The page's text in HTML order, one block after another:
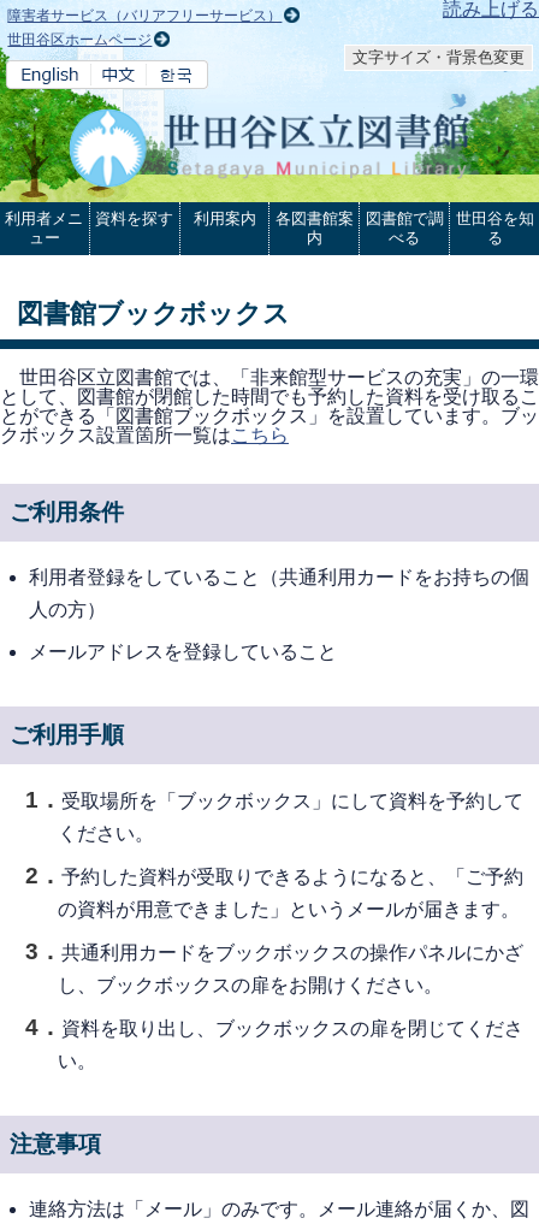
本文へ 読み上げる
障害者サービス（バリアフリーサービス）
世田谷区ホームページ
文字サイズ・背景色変更
利用者メニ
ュー
資料を探す 利用案内
各図書館案
内
図書館で調
べる
世田谷を知
る
図書館ブックボックス
世田谷区立図書館では、「非来館型サービスの充実」の一環
として、図書館が閉館した時間でも予約した資料を受け取るこ
とができる「図書館ブックボックス」を設置しています。ブッ
クボックス設置箇所一覧はこちら
ご利用条件
利用者登録をしていること（共通利用カードをお持ちの個
人の方）
メールアドレスを登録していること
ご利用手順
受取場所を「ブックボックス」にして資料を予約して
ください。
予約した資料が受取りできるようになると、「ご予約
の資料が用意できました」というメールが届きます。
共通利用カードをブックボックスの操作パネルにかざ
し、ブックボックスの扉をお開けください。
資料を取り出し、ブックボックスの扉を閉じてくださ
い。
注意事項
連絡方法は「メール」のみです。メール連絡が届くか、図